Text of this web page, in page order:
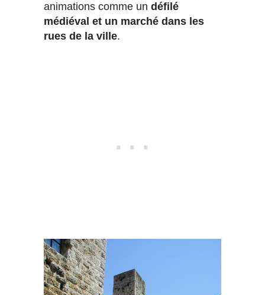
animations comme un défilé
médiéval et un marché dans les
rues de la ville.